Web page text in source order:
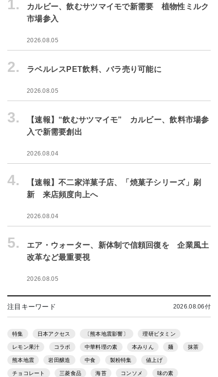
1.
カルビー、飲むサツマイモで新需要 植物性ミルク
市場参入
2026.08.05
2. ラベルレスPET飲料、バラ売り可能に
2026.08.05
3.
【速報】“飲むサツマイモ” カルビー、飲料市場参
入で新需要創出
2026.08.04
4.
【速報】不二家洋菓子店、「焼菓子シリーズ」刷
新 来店頻度向上へ
2026.08.04
5.
エア・ウォーター、新体制で信頼回復を 企業風土
改革など最重要視
2026.08.05
注目キーワード 2026.08.06付
特集 日本アクセス 〔熊本地震影響〕 理研ビタミン
レモン果汁 コラボ 中華料理の素 本みりん 麺 抹茶
熊本地震 岩田醸造 中食 製粉特集 値上げ
チョコレート 三菱食品 海苔 コンソメ 味の素